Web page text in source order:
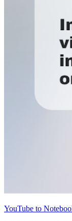
YouTube to